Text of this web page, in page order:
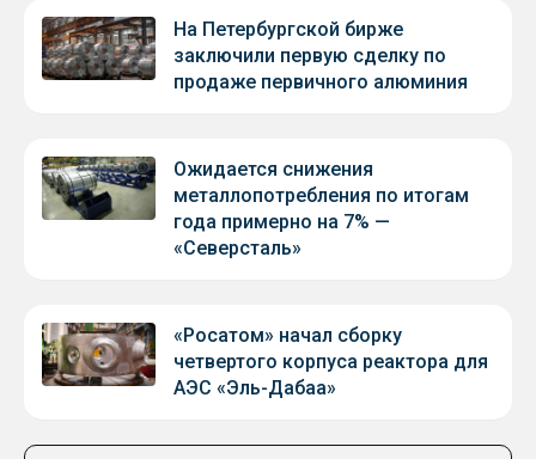
На Петербургской бирже
заключили первую сделку по
продаже первичного алюминия
Ожидается снижения
металлопотребления по итогам
года примерно на 7% —
«Северсталь»
«Росатом» начал сборку
четвертого корпуса реактора для
АЭС «Эль-Дабаа»